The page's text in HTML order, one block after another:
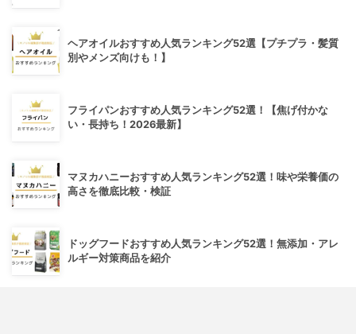
ヘアオイルおすすめ人気ランキング52選【プチプラ・髪質
別やメンズ向けも！】
フライパンおすすめ人気ランキング52選！【焦げ付かな
い・長持ち！2026最新】
マヌカハニーおすすめ人気ランキング52選！味や栄養価の
高さを徹底比較・検証
ドッグフードおすすめ人気ランキング52選！無添加・アレ
ルギー対策商品を紹介